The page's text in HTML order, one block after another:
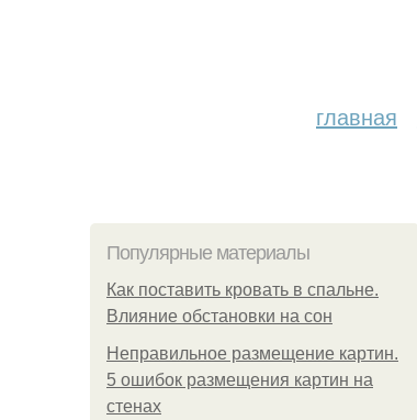
главная
Популярные материалы
Как поставить кровать в спальне.
Влияние обстановки на сон
Неправильное размещение картин.
5 ошибок размещения картин на
стенах